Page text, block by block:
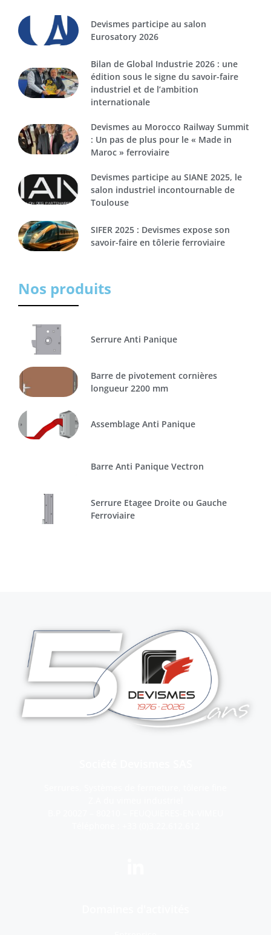
Devismes participe au salon
Eurosatory 2026
Bilan de Global Industrie 2026 : une
édition sous le signe du savoir-faire
industriel et de l’ambition
internationale
Devismes au Morocco Railway Summit
: Un pas de plus pour le « Made in
Maroc » ferroviaire
Devismes participe au SIANE 2025, le
salon industriel incontournable de
Toulouse
SIFER 2025 : Devismes expose son
savoir-faire en tôlerie ferroviaire
Nos produits
Serrure Anti Panique
Barre de pivotement cornières
longueur 2200 mm
Assemblage Anti Panique
Barre Anti Panique Vectron
Serrure Etagee Droite ou Gauche
Ferroviaire